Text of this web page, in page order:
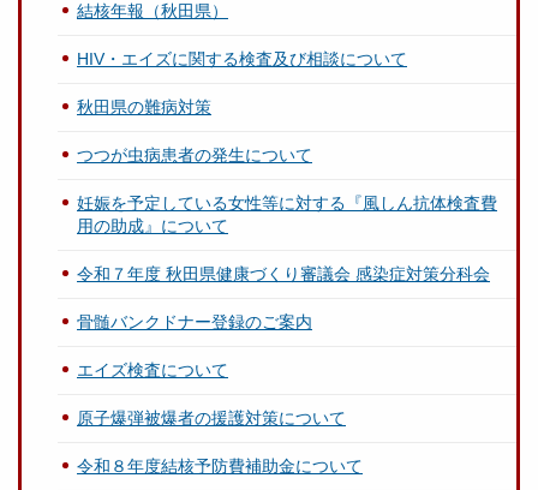
結核年報（秋田県）
HIV・エイズに関する検査及び相談について
秋田県の難病対策
つつが虫病患者の発生について
妊娠を予定している女性等に対する『風しん抗体検査費
用の助成』について
令和７年度 秋田県健康づくり審議会 感染症対策分科会
骨髄バンクドナー登録のご案内
エイズ検査について
原子爆弾被爆者の援護対策について
令和８年度結核予防費補助金について